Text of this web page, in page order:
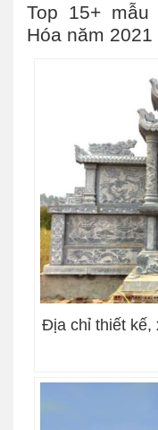
Top 15+
Hóa năm 2021
Địa chỉ thiết kế,